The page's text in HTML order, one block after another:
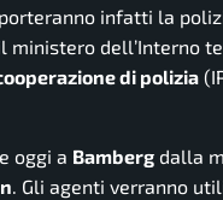
infatti la
dell’Interno
di polizia
oggi a Bamberg dalla
. Gli agenti verranno